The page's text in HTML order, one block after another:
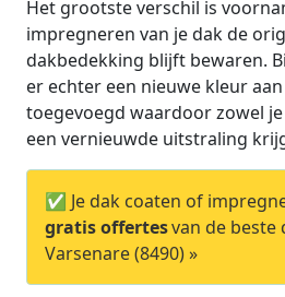
Het grootste verschil is
impregneren van je dak de
dakbedekking blijft bewaren.
er echter een nieuwe kleur
toegevoegd waardoor zowel
een vernieuwde uitstraling
✅ Je dak coaten of
gratis offertesvan de
Varsenare (8490) »